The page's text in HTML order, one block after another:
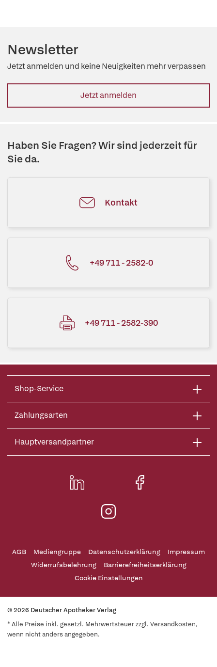
Newsletter
Jetzt anmelden und keine Neuigkeiten mehr verpassen
Jetzt anmelden
Haben Sie Fragen? Wir sind jederzeit für
Sie da.
Kontakt
+49 711 - 2582-0
+49 711 - 2582-390
Shop-Service
Zahlungsarten
Hauptversandpartner
AGB Mediengruppe Datenschutzerklärung
Impressum
Widerrufsbelehrung
Barrierefreiheitserklärung
Cookie Einstellungen
© 2026 Deutscher Apotheker Verlag
* Alle Preise inkl. gesetzl. Mehrwertsteuer zzgl. Versandkosten,
wenn nicht anders angegeben.